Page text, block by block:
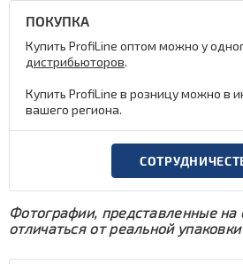
ПОКУПКА
Купить ProfiLine оптом можно у
дистрибьюторов.
Купить ProfiLine в розницу можно в
вашего региона.
Фотографии, представленные на
отличаться от реальной